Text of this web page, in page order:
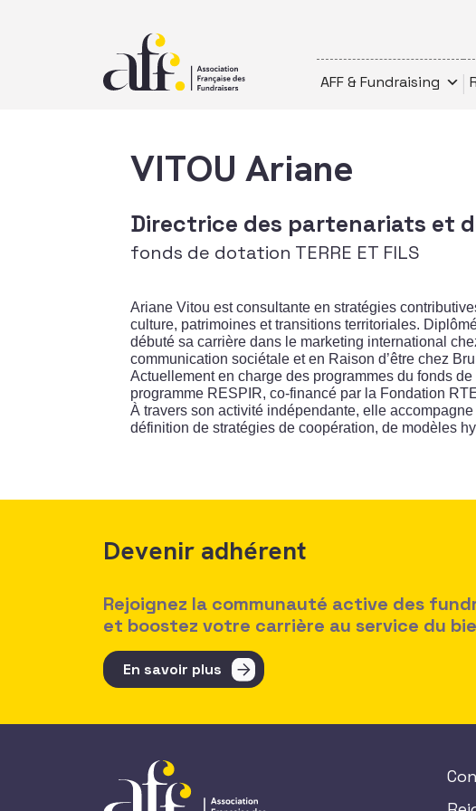
AFF & Fundraising
VITOU Ariane
Directrice des partenariats et
fonds de dotation TERRE ET FILS
Ariane Vitou est consultante en stratégies
culture, patrimoines et transitions territoriales.
débuté sa carrière dans le marketing international
communication sociétale et en Raison d’être chez
Actuellement en charge des programmes du fonds
programme RESPIR, co-financé par la Fondation
À travers son activité indépendante, elle
définition de stratégies de coopération, de modèles
Devenir adhérent
Rejoignez la communauté active des
et boostez votre carrière au service du
En savoir plus